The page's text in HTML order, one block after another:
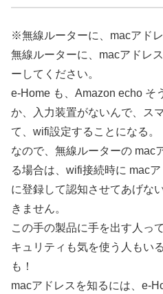
※無線ルーターに、macアド
無線ルーターに、macアドレ
ーしてください。
e-Home も、Amazon echo そ
か、入力装置がないんで、ス
て、wifi設定することになる。
なので、無線ルーターの mac
る場合は、wifi接続時に mac
に登録して認知させてあげな
きません。
この手の製品に手を出す人っ
キュリティも気を使う人もい
も！
macアドレスを知るには、e-